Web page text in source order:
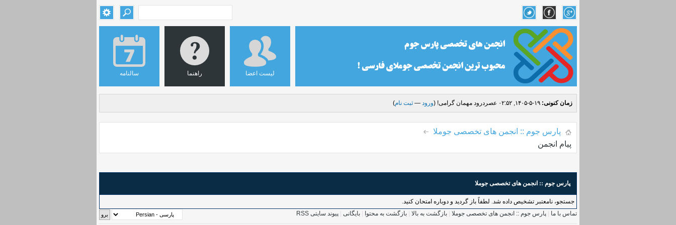
سالنامه راهنما لیست اعضا
زمان کنونی: ۱۹-۵-۱۴۰۵, ۰۲:۵۲ عصر درود مهمان گرامی! (ورود — ثبت نام)
پارس جوم :: انجمن های تخصصی جوملا
پیام انجمن
پارس جوم :: انجمن های تخصصی جوملا
جستجو، نامعتبر تشخیص داده شد. لطفاً باز گردید و دوباره امتحان کنید.
تماس با ما
پارس جوم :: انجمن های تخصصی جوملا بازگشت به بالا بازگشت به محتوا بایگانی پیوند سایتی RSS